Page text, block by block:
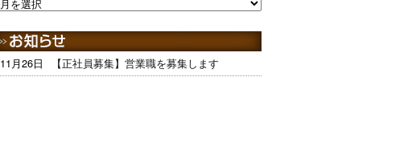
11月26日 【正社員募集】営業職を募集します